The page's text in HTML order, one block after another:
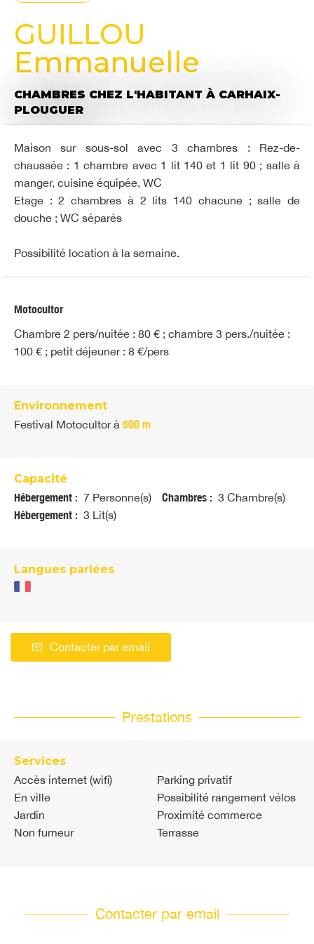
GUILLOU
Emmanuelle
CHAMBRES CHEZ L'HABITANT À CARHAIX-
PLOUGUER
Maison sur sous-sol avec 3 chambres : Rez-de-
chaussée : 1 chambre avec 1 lit 140 et 1 lit 90 ; salle à
manger, cuisine équipée, WC
Etage : 2 chambres à 2 lits 140 chacune ; salle de
douche ; WC séparés
Possibilité location à la semaine.
Motocultor
Chambre 2 pers/nuitée : 80 € ; chambre 3 pers./nuitée :
100 € ; petit déjeuner : 8 €/pers
Environnement
Festival Motocultorà 500 m
Capacité
Hébergement : 7 Personne(s) Chambres : 3 Chambre(s)
Hébergement : 3 Lit(s)
Langues parlées
Contacter par email
Prestations
Services
Accès internet (wifi)
En ville
Jardin
Non fumeur
Parking privatif
Possibilité rangement vélos
Proximité commerce
Terrasse
Contacter par email